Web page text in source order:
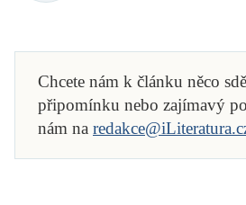
Chcete nám k článku něco
připomínku nebo zajímavý
nám na